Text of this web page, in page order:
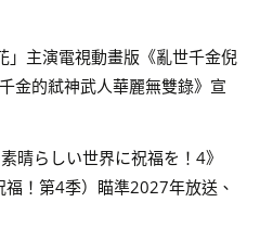
」主演電視動畫版《亂世千金倪
金的弒神武人華麗無雙錄》宣
晴らしい世界に祝福を！4》
福！第4季）瞄準2027年放送、